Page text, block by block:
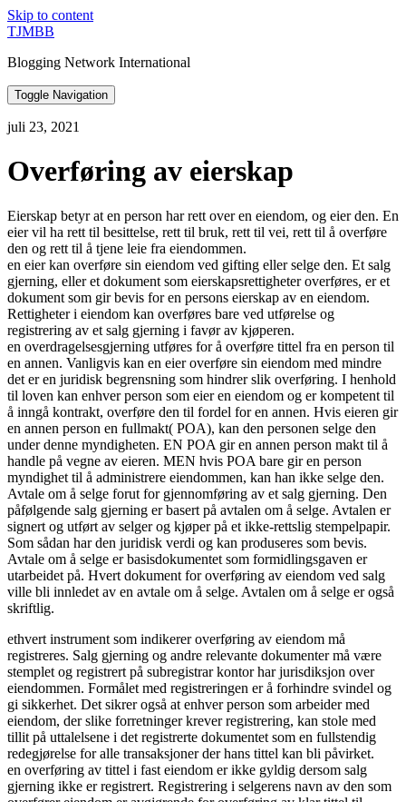
Skip to content
TJMBB
Blogging Network International
Toggle Navigation
juli 23, 2021
Overføring av eierskap
Eierskap betyr at en person har rett over en eiendom, og eier den. En
eier vil ha rett til besittelse, rett til bruk, rett til vei, rett til å overføre
den og rett til å tjene leie fra eiendommen.
en eier kan overføre sin eiendom ved gifting eller selge den. Et salg
gjerning, eller et dokument som eierskapsrettigheter overføres, er et
dokument som gir bevis for en persons eierskap av en eiendom.
Rettigheter i eiendom kan overføres bare ved utførelse og
registrering av et salg gjerning i favør av kjøperen.
en overdragelsesgjerning utføres for å overføre tittel fra en person til
en annen. Vanligvis kan en eier overføre sin eiendom med mindre
det er en juridisk begrensning som hindrer slik overføring. I henhold
til loven kan enhver person som eier en eiendom og er kompetent til
å inngå kontrakt, overføre den til fordel for en annen. Hvis eieren gir
en annen person en fullmakt( POA), kan den personen selge den
under denne myndigheten. EN POA gir en annen person makt til å
handle på vegne av eieren. MEN hvis POA bare gir en person
myndighet til å administrere eiendommen, kan han ikke selge den.
Avtale om å selge forut for gjennomføring av et salg gjerning. Den
påfølgende salg gjerning er basert på avtalen om å selge. Avtalen er
signert og utført av selger og kjøper på et ikke-rettslig stempelpapir.
Som sådan har den juridisk verdi og kan produseres som bevis.
Avtale om å selge er basisdokumentet som formidlingsgaven er
utarbeidet på. Hvert dokument for overføring av eiendom ved salg
ville bli innledet av en avtale om å selge. Avtalen om å selge er også
skriftlig.
ethvert instrument som indikerer overføring av eiendom må
registreres. Salg gjerning og andre relevante dokumenter må være
stemplet og registrert på subregistrar kontor har jurisdiksjon over
eiendommen. Formålet med registreringen er å forhindre svindel og
gi sikkerhet. Det sikrer også at enhver person som arbeider med
eiendom, der slike forretninger krever registrering, kan stole med
tillit på uttalelsene i det registrerte dokumentet som en fullstendig
redegjørelse for alle transaksjoner der hans tittel kan bli påvirket.
en overføring av tittel i fast eiendom er ikke gyldig dersom salg
gjerning ikke er registrert. Registrering i selgerens navn av den som